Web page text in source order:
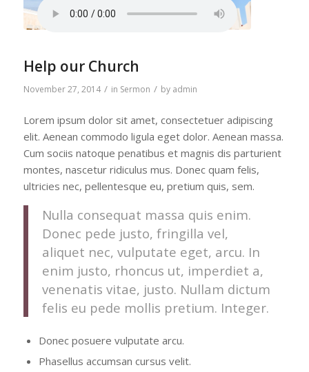
Help our Church
November 27, 2014 / in Sermon / by admin
Lorem ipsum dolor sit amet, consectetuer adipiscing
elit. Aenean commodo ligula eget dolor. Aenean massa.
Cum sociis natoque penatibus et magnis dis parturient
montes, nascetur ridiculus mus. Donec quam felis,
ultricies nec, pellentesque eu, pretium quis, sem.
Nulla consequat massa quis enim.
Donec pede justo, fringilla vel,
aliquet nec, vulputate eget, arcu. In
enim justo, rhoncus ut, imperdiet a,
venenatis vitae, justo. Nullam dictum
felis eu pede mollis pretium. Integer.
Donec posuere vulputate arcu.
Phasellus accumsan cursus velit.